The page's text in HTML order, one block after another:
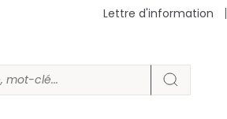
Lettre d'information